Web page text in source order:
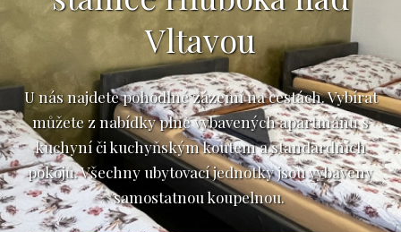
Vltavou
U nás najdete pohodlné zázemí na cestách. Vybírat
můžete z nabídky plně vybavených apartmánů s
kuchyní či kuchyňským koutem a standardních
pokojů. Všechny ubytovací jednotky jsou vybaveny
samostatnou koupelnou.